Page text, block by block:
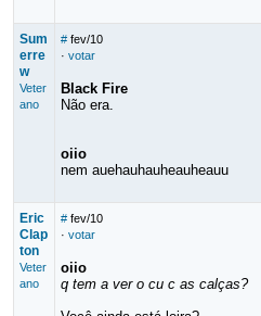
Sum
erre
w
Veter
ano
# fev/10
· votar
Black Fire
Não era.
oiio
nem auehauhauheauheauu
Eric
Clap
ton
Veter
ano
# fev/10
· votar
oiio
q tem a ver o cu c as calças?